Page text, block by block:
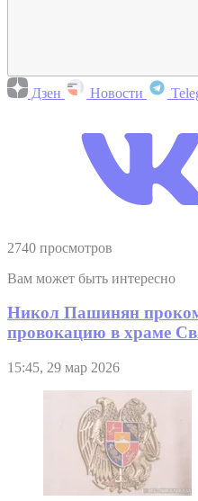
Дзен Новости
2740 просмотров
Вам может быть интересно
Никол Пашинян
провокацию в храме
15:45, 29 мар 2026